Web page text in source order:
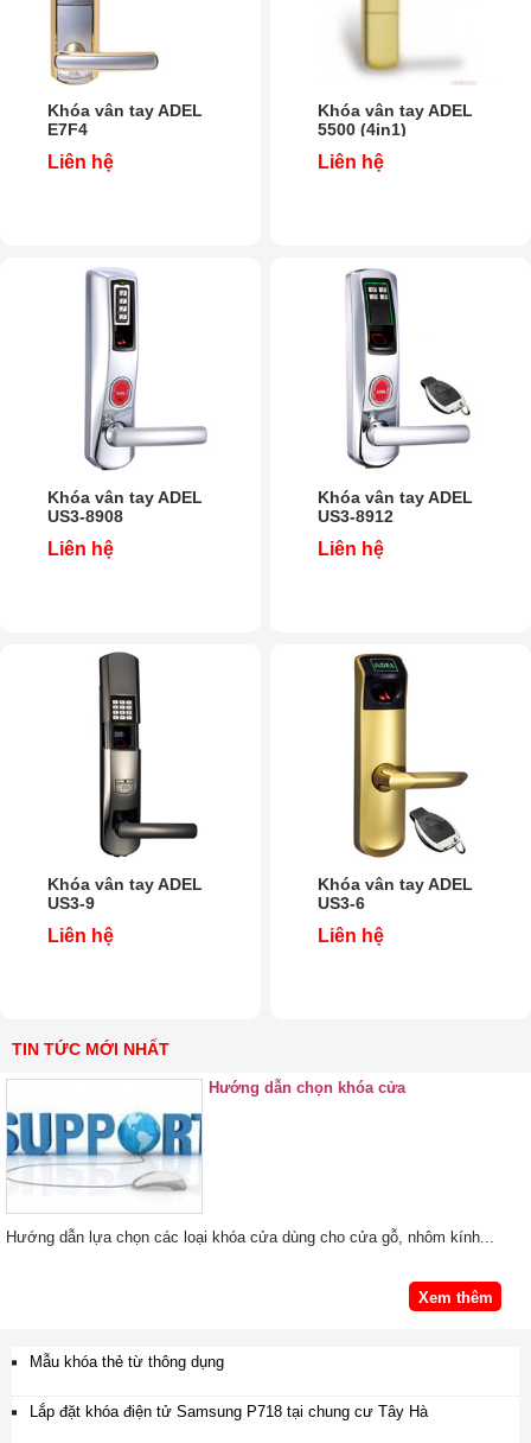
Khóa vân tay ADEL
5500 (4in1)
Liên hệ
Khóa vân tay ADEL
E7F4
Liên hệ
Khóa vân tay ADEL
US3-8912
Liên hệ
Khóa vân tay ADEL
US3-8908
Liên hệ
Khóa vân tay ADEL
US3-6
Liên hệ
Khóa vân tay ADEL
US3-9
Liên hệ
TIN TỨC MỚI NHẤT
Hướng dẫn chọn khóa cửa
Hướng dẫn lựa chọn các loại khóa cửa dùng cho cửa gỗ, nhôm kính...
Xem thêm
Mẫu khóa thẻ từ thông dụng
Lắp đặt khóa điện tử Samsung P718 tại chung cư Tây Hà